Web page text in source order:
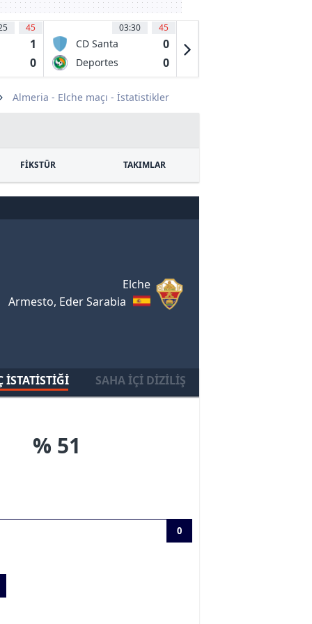
45
1
0
03:30 45
CD Santa
Cruz
0
Deportes
0
Almeria - Elche maçı - İstatistikler
FİKSTÜR TAKIMLAR
Elche
Armesto, Eder Sarabia
İSTATISTIĞI SAHA İÇI DIZILIŞ
% 51
0